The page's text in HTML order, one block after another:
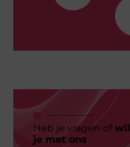
Heb je vragen ofwil
je met ons